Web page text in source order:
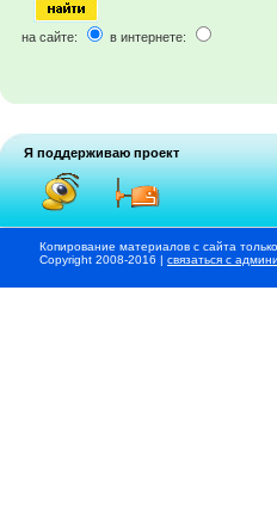
на сайте: в интернете:
Я поддерживаю проект
Копирование материалов с сайта
Copyright 2008-2016 | связаться с